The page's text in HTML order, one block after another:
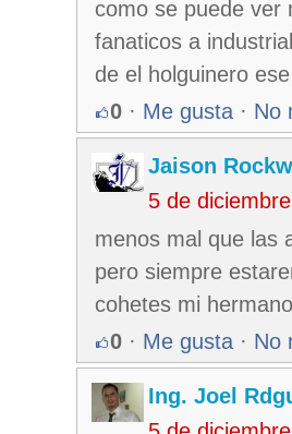
como se puede ver
fanaticos a
de el holguinero
0 · Me gusta · No
Jaison
5 de
menos mal que las
pero siempre
cohetes mi
0 · Me gusta · No
Ing. Joel